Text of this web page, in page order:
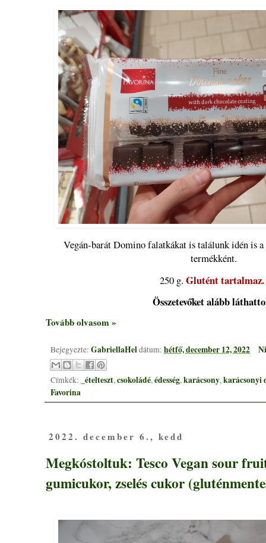
Vegán-barát Domino falatkákat is találunk idén is
termékként.
250 g. Glutént
Összetevőket alább
Tovább olvasom »
Bejegyezte: GabriellaHeldátum: hétfő, december 12, 2022
Címkék: _ételteszt,csokoládé,édesség,karácsony,karácsonyi
Favorina
2022. december 6., kedd
Megkóstoltuk: Tesco Vegan sour
gumicukor, zselés cukor